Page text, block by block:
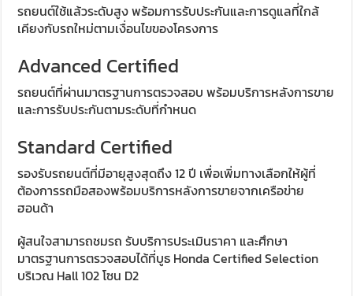
รถยนต์ใช้แล้วระดับสูง พร้อมการรับประกันและการดูแลที่ใกล้
เคียงกับรถใหม่ตามเงื่อนไขของโครงการ
Advanced Certified
รถยนต์ที่ผ่านมาตรฐานการตรวจสอบ พร้อมบริการหลังการขาย
และการรับประกันตามระดับที่กำหนด
Standard Certified
รองรับรถยนต์ที่มีอายุสูงสุดถึง 12 ปี เพื่อเพิ่มทางเลือกให้ผู้ที่
ต้องการรถมือสองพร้อมบริการหลังการขายจากเครือข่าย
ฮอนด้า
ผู้สนใจสามารถชมรถ รับบริการประเมินราคา และศึกษา
มาตรฐานการตรวจสอบได้ที่บูธ Honda Certified Selection
บริเวณ Hall 102 โซน D2